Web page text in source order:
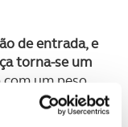
de entrada, e
torna-se um
com um peso
o conhecido e
que funciona